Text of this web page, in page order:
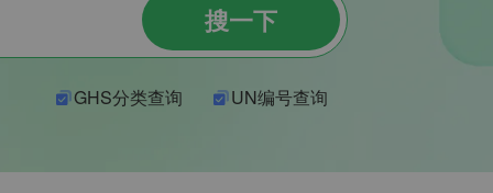
搜一下
GHS分类查询 UN编号查询